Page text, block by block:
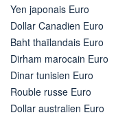
Yen japonais Euro
Dollar Canadien Euro
Baht thaïlandais Euro
Dirham marocain Euro
Dinar tunisien Euro
Rouble russe Euro
Dollar australien Euro